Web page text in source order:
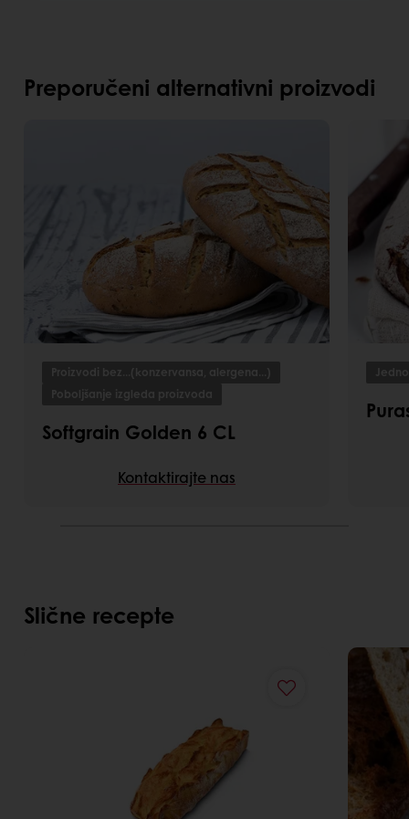
Preporučeni alternativni proizvodi
Proizvodi bez...(konzervansa, alergena...)
Poboljšanje izgleda proizvoda
Softgrain Golden 6 CL
Kontaktirajte nas
Slične recepte